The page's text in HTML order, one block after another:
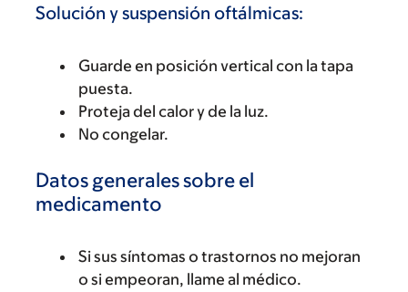
Solución y suspensión oftálmicas:
Guarde en posición vertical con la tapa
puesta.
Proteja del calor y de la luz.
No congelar.
Datos generales sobre el
medicamento
Si sus síntomas o trastornos no mejoran
o si empeoran, llame al médico.